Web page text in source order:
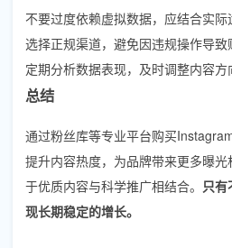
不要过度依赖虚拟数据，应结合实际
选择正规渠道，避免因违规操作导致
定期分析数据表现，及时调整内容方
总结
通过粉丝库等专业平台购买
提升内容热度，为品牌带来更多曝
于优质内容与科学推广相结合。 只
现长期稳定的增长。